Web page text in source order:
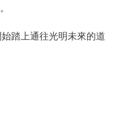
始踏上通往光明未來的道